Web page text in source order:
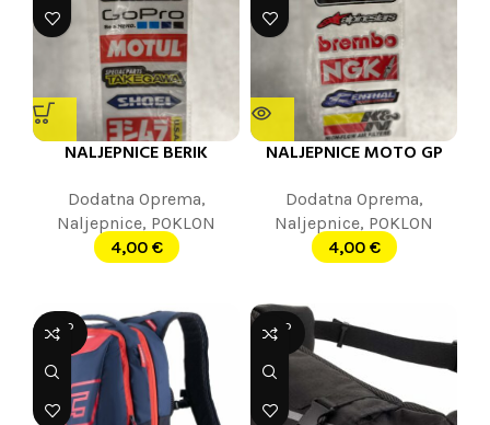
NALJEPNICE BERIK
Dodatna Oprema,
Naljepnice, POKLON
4,00 €
NALJEPNICE MOTO GP
Dodatna Oprema,
Naljepnice, POKLON
4,00 €
SOLD
OUT
SOLD
OUT